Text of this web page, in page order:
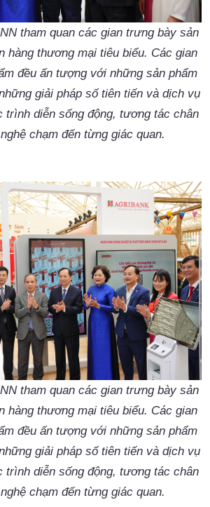
tham quan các gian trưng bày sản
hàng thương mại tiêu biểu. Các gian
đều ấn tượng với những sản phẩm
giải pháp số tiên tiến và dịch vụ
trình diễn sống động, tương tác chân
chạm đến từng giác quan.
tham quan các gian trưng bày sản
hàng thương mại tiêu biểu. Các gian
đều ấn tượng với những sản phẩm
giải pháp số tiên tiến và dịch vụ
trình diễn sống động, tương tác chân
chạm đến từng giác quan.